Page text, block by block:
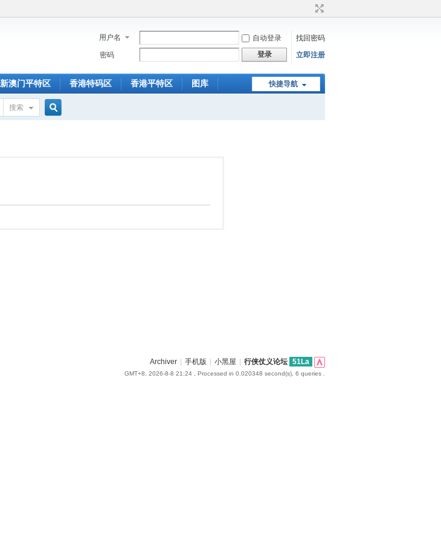
用户名 自动登录
找回密码
密码
登录 立即注册
快捷导航
新澳门平特区 香港特码区 香港平特区 图库
搜索
Archiver 手机版 小黑屋 行侠仗义论坛 51La
GMT+8, 2026-8-8 21:24 , Processed in 0.020348 second(s), 6 queries .